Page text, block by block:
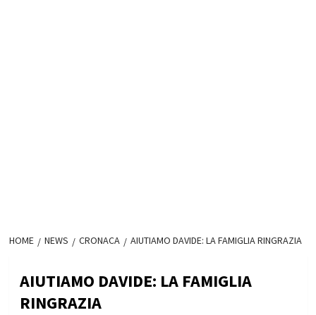
HOME NEWS CRONACA AIUTIAMO DAVIDE: LA FAMIGLIA RINGRAZIA
AIUTIAMO DAVIDE: LA FAMIGLIA
RINGRAZIA